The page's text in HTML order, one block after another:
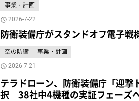
事業・計画
2026-7-22
防衛装備庁がスタンドオフ電子戦
空の防衛 事業・計画
2026-7-21
テラドローン、防衛装備庁「迎
択 38社中4機種の実証フェーズへ